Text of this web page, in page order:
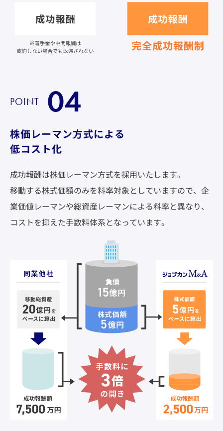
POINT 04
株価レーマン方式による
低コスト化
成功報酬は株価レーマン方式を採用いたします。
移動する株式価額のみを料率対象としていますので、企
業価値レーマンや総資産レーマンによる料率と異なり、
コストを抑えた手数料体系となっています。